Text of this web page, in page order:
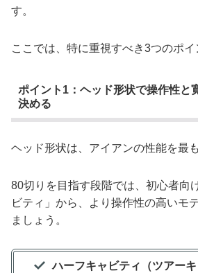
す。
ここでは、特に重視すべき3つのポイ
ポイント1：ヘッド形状で操作性と
決める
ヘッド形状は、アイアンの性能を最
80切りを目指す段階では、初心者向
ビティ」から、より操作性の高いモ
ましょう。
ハーフキャビティ（ツアー